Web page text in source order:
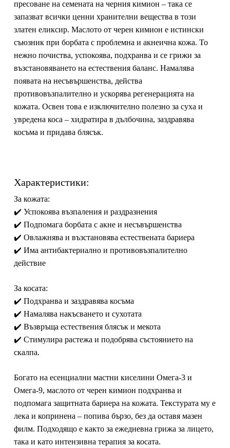
пресоване на семената на черния кимион – така се
запазват всички ценни хранителни вещества в този
златен еликсир. Маслото от черен кимион е истински
съюзник при борбата с проблемна и акнеична кожа. То
нежно почиства, успокоява, подхранва и се грижи за
възстановяването на естествения баланс. Намалява
появата на несъвършенства, действа
противовъзпалително и ускорява регенерацията на
кожата. Освен това е изключително полезно за суха и
увредена коса – хидратира в дълбочина, заздравява
косъма и придава блясък.
Характеристики:
За кожата:
✔️ Успокоява възпаления и раздразнения
✔️ Подпомага борбата с акне и несъвършенства
✔️ Овлажнява и възстановява естествената бариера
✔️ Има антибактериално и противовъзпалително
действие
За косата:
✔️ Подхранва и заздравява косъма
✔️ Намалява накъсването и сухотата
✔️ Възвръща естествения блясък и мекота
✔️ Стимулира растежа и подобрява състоянието на
скалпа.
Богато на есенциални мастни киселини Омега-3 и
Омега-9, маслото от черен кимион подхранва и
подпомага защитната бариера на кожата. Текстурата му е
лека и копринена – попива бързо, без да оставя мазен
филм. Подходящо е както за ежедневна грижа за лицето,
така и като интензивна терапия за косата.